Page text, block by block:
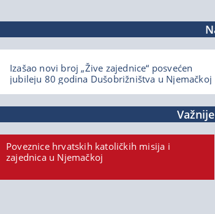
Izašao novi broj „Žive zajednice“ posvećen
jubileju 80 godina Dušobrižništva u Njemačkoj
Poveznice hrvatskih katoličkih misija i
zajednica u Njemačkoj